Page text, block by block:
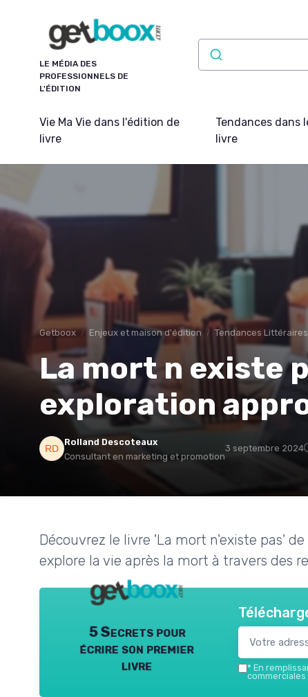
LE MÉDIA DES
PROFESSIONNELS DE
L'ÉDITION
Vie Ma Vie dans l'édition de
livre
Tendances dans
livre
Getboox Enjeux et maison d'édition Tendances Littéraires
La mort n existe
exploration
Rolland Descoteaux
Consultant en marketing et promotion
3 septembre 2024
Découvrez le livre 'La mort n'existe pas'
explore la vie après la mort à travers des
5 Secrets pour
écrire son premier
livre
* En